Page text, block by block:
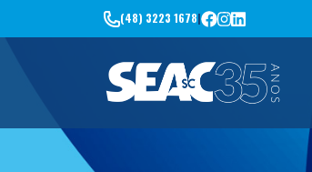
(48) 3223 1678|